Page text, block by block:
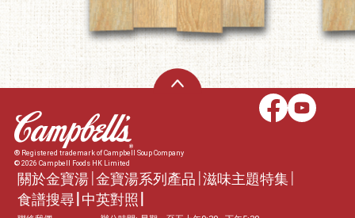
® Registered trademark of Campbell Soup Company
© 2026 Campbell Foods HK Limited
關於金寶湯 金寶湯系列產品 滋味主題特集
食譜搜尋 中英對照